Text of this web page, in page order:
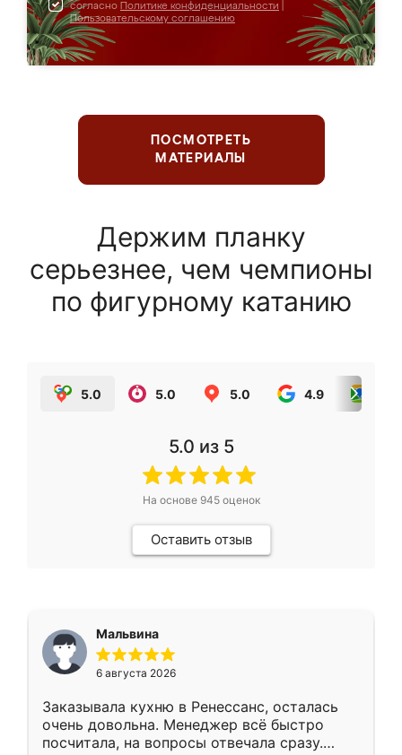
согласно Политике конфиденциальности
Пользовательскому соглашению
ПОСМОТРЕТЬ
МАТЕРИАЛЫ
Держим планку
серьезнее, чем чемпионы
по фигурному катанию
5.0 5.0 5.0 4.9
5.0 из 5
На основе 945оценок
Оставить отзыв
Мальвина
6 августа 2026
Заказывала кухню в Ренессанс, осталась
очень довольна. Менеджер всё быстро
посчитала, на вопросы отвечала сразу.